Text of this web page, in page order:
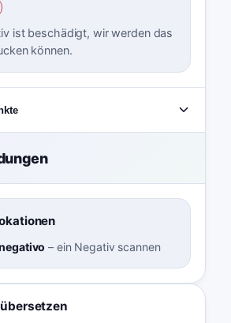
ist beschädigt, wir werden das
können.
– ein Negativ scannen